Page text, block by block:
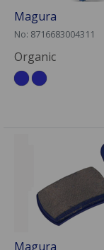
Magura
No: 8716683004311
Organic
Magura